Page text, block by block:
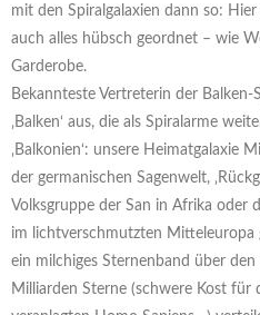
mit den Spiralgalaxien dann so:
auch alles hübsch geordnet – wie
Garderobe.
Bekannteste Vertreterin der Balken-
‚Balken‘ aus, die als Spiralarme
‚Balkonien‘: unsere Heimatgalaxie
der germanischen Sagenwelt,
Volksgruppe der San in Afrika oder
im lichtverschmutzten Mitteleuropa
ein milchiges Sternenband über
Milliarden Sterne (schwere Kost